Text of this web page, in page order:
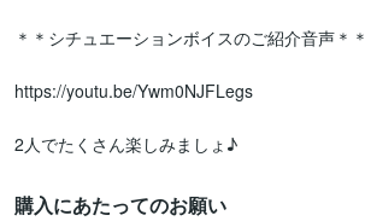
＊＊シチュエーションボイスのご紹介音声＊＊
https://youtu.be/Ywm0NJFLegs
2人でたくさん楽しみましょ♪
購入にあたってのお願い